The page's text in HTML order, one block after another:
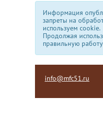
Информация
запреты на
используем сookie.
Продолжая
правильную
info@mfc51.ru